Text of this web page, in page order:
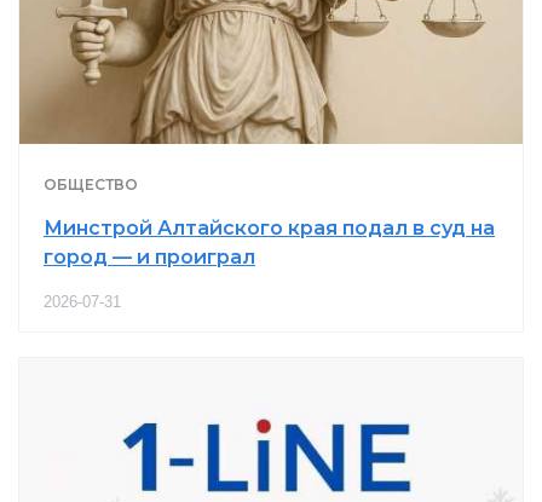
ОБЩЕСТВО
Минстрой Алтайского края подал в суд на
город — и проиграл
2026-07-31